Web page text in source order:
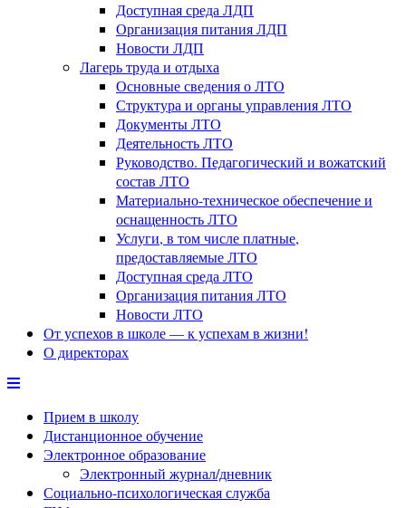
Доступная среда ЛДП
Организация питания ЛДП
Новости ЛДП
Лагерь труда и отдыха
Основные сведения о ЛТО
Структура и органы управления ЛТО
Документы ЛТО
Деятельность ЛТО
Руководство. Педагогический и вожатский
состав ЛТО
Материально-техническое обеспечение и
оснащенность ЛТО
Услуги, в том числе платные,
предоставляемые ЛТО
Доступная среда ЛТО
Организация питания ЛТО
Новости ЛТО
От успехов в школе — к успехам в жизни!
О директорах
Прием в школу
Дистанционное обучение
Электронное образование
Электронный журнал/дневник
Социально-психологическая служба